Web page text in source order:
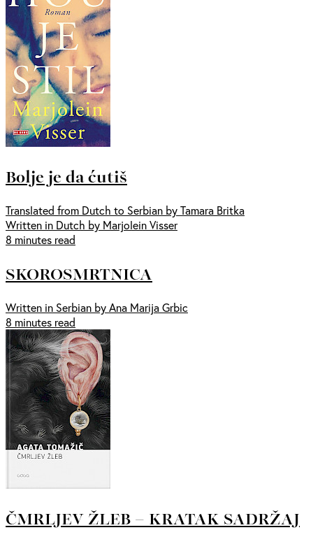
Bolje je da ćutiš
Translated from Dutch to Serbian by Tamara Britka
Written in Dutch by Marjolein Visser
8 minutes read
SKOROSMRTNICA
Written in Serbian by Ana Marija Grbic
8 minutes read
ČMRLJEV ŽLEB – KRATAK SADRŽAJ